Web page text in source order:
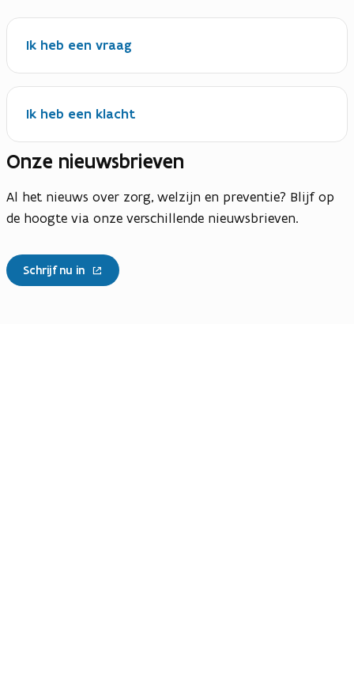
Ik heb een vraag
Ik heb een klacht
Onze nieuwsbrieven
Al het nieuws over zorg, welzijn en preventie? Blijf op
de hoogte via onze verschillende nieuwsbrieven.
Schrijf nu in